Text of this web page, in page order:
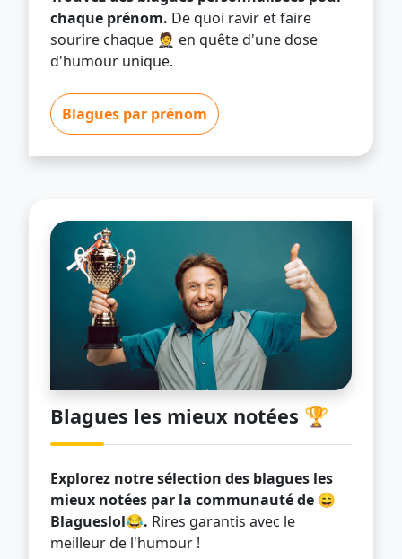
chaque prénom. De quoi ravir et faire
sourire chaque 🤵 en quête d'une dose
d'humour unique.
Blagues par prénom
Blagues les mieux notées 🏆
Explorez notre sélection des blagues les
mieux notées par la communauté de 😄
Blagueslol😂. Rires garantis avec le
meilleur de l'humour !